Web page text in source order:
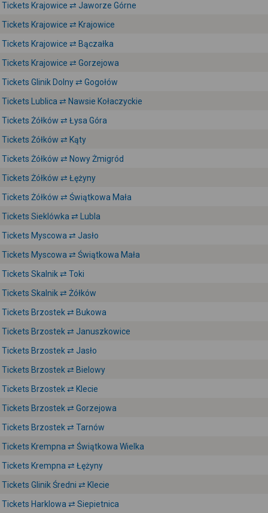
Tickets Krajowice ⇄ Jaworze Górne
Tickets Krajowice ⇄ Krajowice
Tickets Krajowice ⇄ Bączałka
Tickets Krajowice ⇄ Gorzejowa
Tickets Glinik Dolny ⇄ Gogołów
Tickets Lublica ⇄ Nawsie Kołaczyckie
Tickets Żółków ⇄ Łysa Góra
Tickets Żółków ⇄ Kąty
Tickets Żółków ⇄ Nowy Żmigród
Tickets Żółków ⇄ Łężyny
Tickets Żółków ⇄ Świątkowa Mała
Tickets Sieklówka ⇄ Lubla
Tickets Myscowa ⇄ Jasło
Tickets Myscowa ⇄ Świątkowa Mała
Tickets Skalnik ⇄ Toki
Tickets Skalnik ⇄ Żółków
Tickets Brzostek ⇄ Bukowa
Tickets Brzostek ⇄ Januszkowice
Tickets Brzostek ⇄ Jasło
Tickets Brzostek ⇄ Bielowy
Tickets Brzostek ⇄ Klecie
Tickets Brzostek ⇄ Gorzejowa
Tickets Brzostek ⇄ Tarnów
Tickets Krempna ⇄ Świątkowa Wielka
Tickets Krempna ⇄ Łężyny
Tickets Glinik Średni ⇄ Klecie
Tickets Harklowa ⇄ Siepietnica